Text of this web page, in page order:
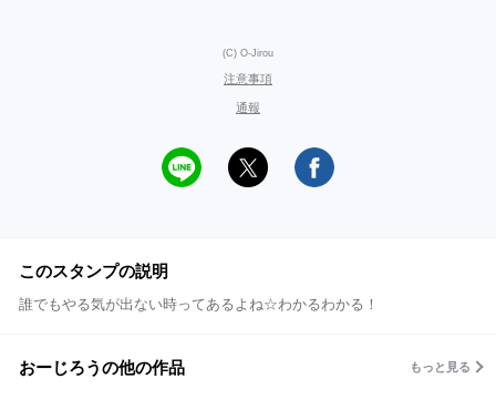
(C) O-Jirou
注意事項
通報
このスタンプの説明
誰でもやる気が出ない時ってあるよね☆わかるわかる！
おーじろうの他の作品 もっと見る